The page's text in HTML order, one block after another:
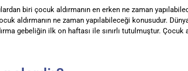
biri çocuk aldırmanın en erken ne zaman
aldırmanın ne zaman yapılabileceği konusudur.
gebeliğin ilk on haftası ile sınırlı tutulmuştur.